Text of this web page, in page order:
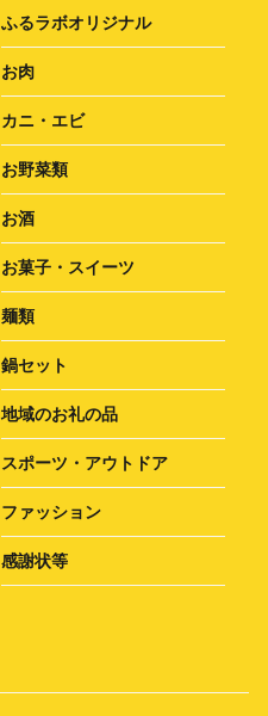
ふるラボオリジナル
お肉
カニ・エビ
お野菜類
お酒
お菓子・スイーツ
麺類
鍋セット
地域のお礼の品
スポーツ・アウトドア
ファッション
感謝状等